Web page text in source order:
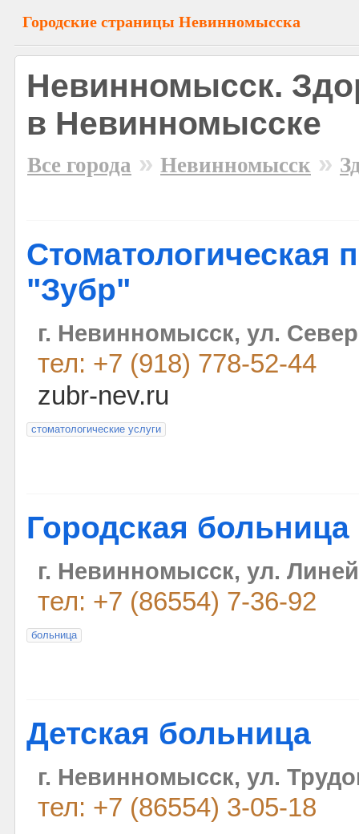
Городские страницы Невинномысска
Невинномысск.
в Невинномысске
Все города » Невинномысск »
Стоматологическая
"Зубр"
г. Невинномысск, ул.
тел: +7 (918) 778-52-44
zubr-nev.ru
стоматологические услуги
Городская
г. Невинномысск, ул.
тел: +7 (86554) 7-36-92
больница
Детская больница
г. Невинномысск, ул.
тел: +7 (86554) 3-05-18